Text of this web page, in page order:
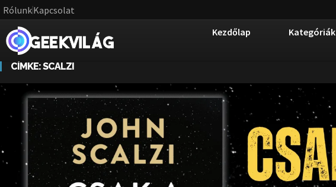
RólunkKapcsolat
Kezdőlap Kategóriák
CÍMKE:SCALZI